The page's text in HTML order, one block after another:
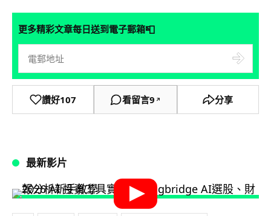
更多精彩文章每日送到電子郵箱📮
讚好107 看留言9 ↗ 分享
最新影片